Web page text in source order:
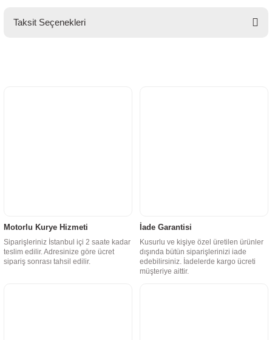
Taksit Seçenekleri
Motorlu Kurye Hizmeti
Siparişleriniz İstanbul içi 2 saate kadar
teslim edilir. Adresinize göre ücret
sipariş sonrası tahsil edilir.
İade Garantisi
Kusurlu ve kişiye özel üretilen ürünler
dışında bütün siparişlerinizi iade
edebilirsiniz. İadelerde kargo ücreti
müşteriye aittir.